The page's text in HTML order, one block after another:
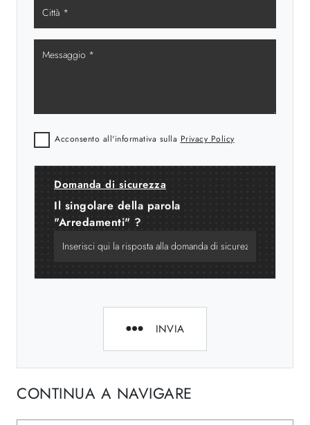
Acconsento all'informativa sulla Privacy Policy
Domanda di sicurezza
Il singolare della parola
"Arredamenti" ?
INVIA
CONTINUA A NAVIGARE